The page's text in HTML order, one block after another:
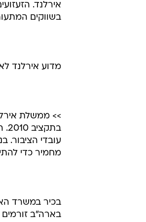
אירלנד.
בשווקים
מדוע אירלנד
עובדי הציבור.
מחמיר כדי
בארה"ב זורמים